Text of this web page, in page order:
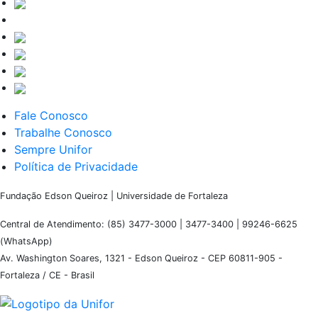
Fale Conosco
Trabalhe Conosco
Sempre Unifor
Política de Privacidade
Fundação Edson Queiroz | Universidade de Fortaleza
Central de Atendimento: (85) 3477-3000 | 3477-3400 | 99246-6625
(WhatsApp)
Av. Washington Soares, 1321 - Edson Queiroz - CEP 60811-905 -
Fortaleza / CE - Brasil